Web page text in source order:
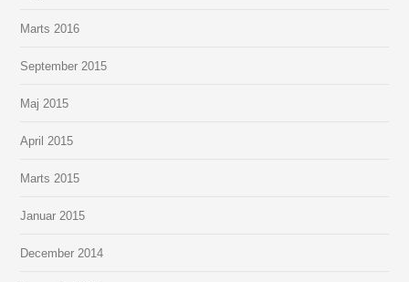
Marts 2016
September 2015
Maj 2015
April 2015
Marts 2015
Januar 2015
December 2014